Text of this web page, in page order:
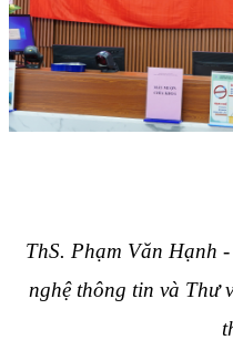
ThS. Phạm Văn Hạnh
nghệ thông tin và Thư